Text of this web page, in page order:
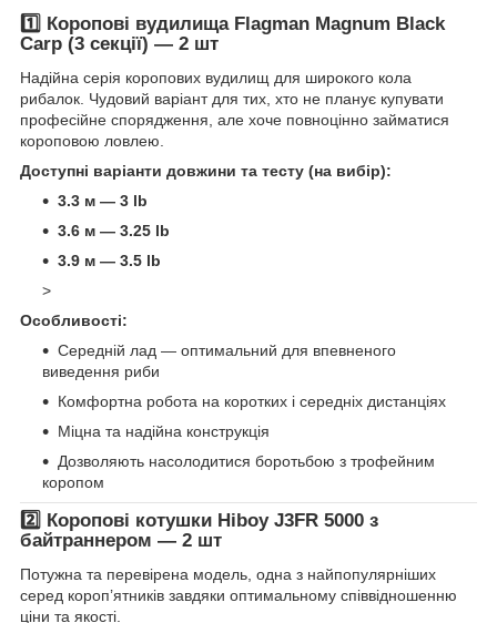
1️⃣ Коропові вудилища Flagman Magnum Black
Carp (3 секції) — 2 шт
Надійна серія коропових вудилищ для широкого кола
рибалок. Чудовий варіант для тих, хто не планує купувати
професійне спорядження, але хоче повноцінно займатися
короповою ловлею.
Доступні варіанти довжини та тесту (на вибір):
3.3 м — 3 lb
3.6 м — 3.25 lb
3.9 м — 3.5 lb
>
Особливості:
Середній лад — оптимальний для впевненого
виведення риби
Комфортна робота на коротких і середніх дистанціях
Міцна та надійна конструкція
Дозволяють насолодитися боротьбою з трофейним
коропом
2️⃣ Коропові котушки Hiboy J3FR 5000 з
байтраннером — 2 шт
Потужна та перевірена модель, одна з найпопулярніших
серед короп’ятників завдяки оптимальному співвідношенню
ціни та якості.